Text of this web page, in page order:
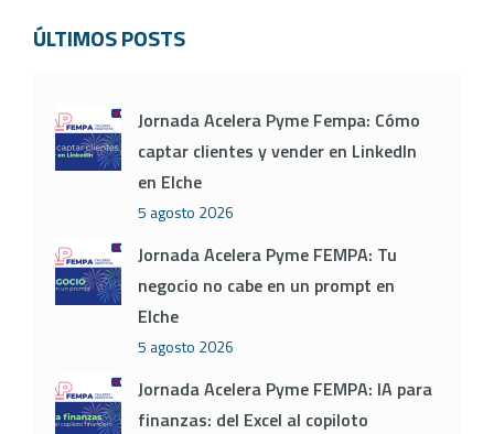
ÚLTIMOS POSTS
Jornada Acelera Pyme Fempa: Cómo
captar clientes y vender en LinkedIn
en Elche
5 agosto 2026
Jornada Acelera Pyme FEMPA: Tu
negocio no cabe en un prompt en
Elche
5 agosto 2026
Jornada Acelera Pyme FEMPA: IA para
finanzas: del Excel al copiloto